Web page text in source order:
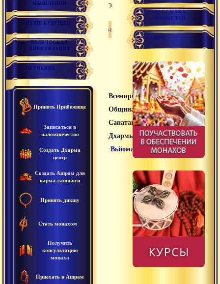
МЫШЛЕНИЯ
НАШЕ БУДУЩЕЕ
ВЕДИЧЕСКАЯ
ЦИВИЛИЗАЦИЯ
ОБУЧЕНИЕ
Принять Прибежище
Записаться в
паломничество
Создать Дхарма
центр
Создать Ашрам для
карма-санньяси
Принять дикшу
Стать монахом
Получить
консультацию
монаха
Приехать в Ашрам
эфир.
Санатана дхарма
Всемирная
Община
Санатана
Дхармы
/Вьйома
РАССЫЛКА
НОВОСТЕЙ
РАДИО